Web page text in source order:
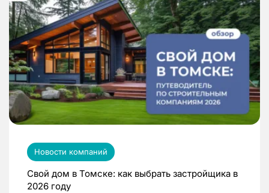
Новости компаний
Свой дом в Томске: как выбрать застройщика в
2026 году